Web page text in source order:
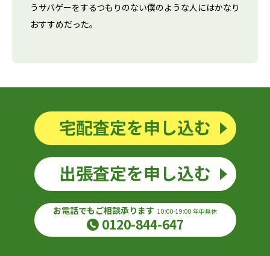
うサバゲーをするつもりのない僕のような人にはかなり
おすすめだった。
宅配査定を申し込む
出張査定を申し込む
お電話でもご相談承ります 10:00-19:00 年中無休
0120-844-647